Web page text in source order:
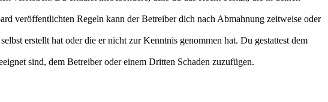
veröffentlichten Regeln kann der Betreiber dich nach Abmahnung zeitweise oder
erstellt hat oder die er nicht zur Kenntnis genommen hat. Du gestattest dem
sind, dem Betreiber oder einem Dritten Schaden zuzufügen.